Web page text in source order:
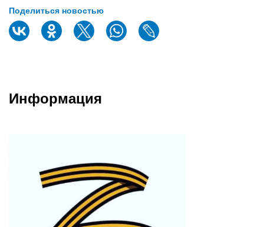
Поделиться новостью
Информация